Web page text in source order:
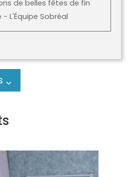
de belles fêtes de fin
- L'Équipe Sobréal